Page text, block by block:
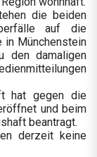
die beiden
auf die
in Münchenstein
den damaligen
hat gegen die
und beim
beantragt.
derzeit keine